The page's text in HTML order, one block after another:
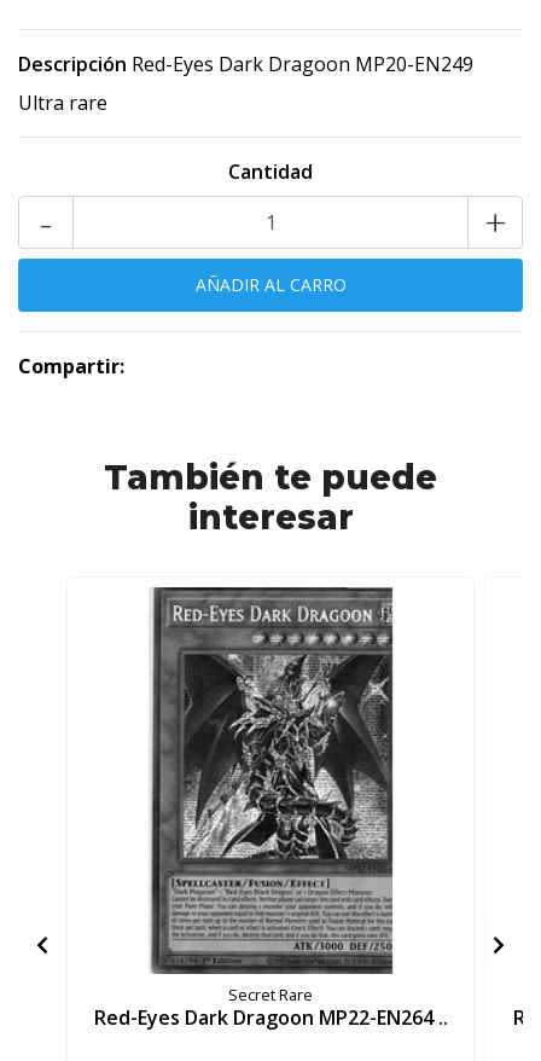
Descripción Red-Eyes Dark Dragoon MP20-EN249
Ultra rare
Cantidad
+
-
Compartir:
También te puede
interesar
Secret Rare
Red-Eyes Dark Dragoon MP22-EN264 ..